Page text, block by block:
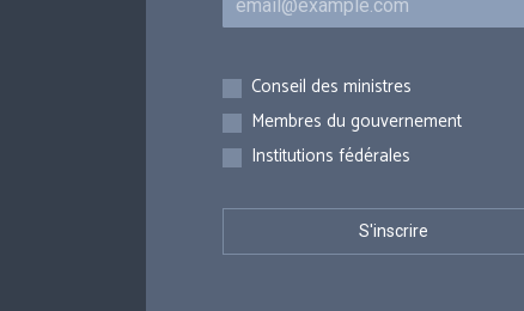
Inscriptions
Conseil des ministres
Membres du gouvernement
Institutions fédérales